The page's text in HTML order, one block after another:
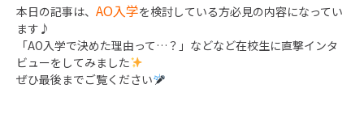
本日の記事は、 AO入学を検討している方必見の内容になってい
ます♪
「AO入学で決めた理由って…？」などなど在校生に直撃インタ
ビューをしてみました
ぜひ最後までご覧ください